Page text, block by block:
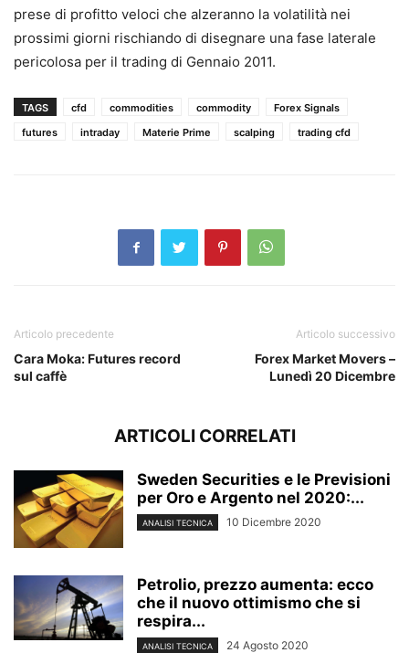
prese di profitto veloci che alzeranno la volatilità nei
prossimi giorni rischiando di disegnare una fase laterale
pericolosa per il trading di Gennaio 2011.
TAGS cfd commodities commodity
Forex Signals
futures
intraday Materie Prime scalping trading cfd
Articolo precedente
Cara Moka: Futures record
sul caffè
Articolo successivo
Forex Market Movers –
Lunedì 20 Dicembre
ARTICOLI CORRELATI
Sweden Securities e le Previsioni
per Oro e Argento nel 2020:...
ANALISI TECNICA 10 Dicembre 2020
Petrolio, prezzo aumenta: ecco
che il nuovo ottimismo che si
respira...
ANALISI TECNICA 24 Agosto 2020